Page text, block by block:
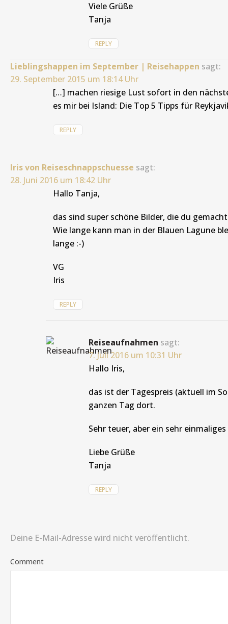
Viele Grüße
Tanja
REPLY
Lieblingshappen im September | Reisehappen sagt:
29. September 2015 um 18:14 Uhr
[…] machen riesige Lust sofort in den
es mir bei Island: Die Top 5 Tipps für
REPLY
Iris von Reiseschnappschuesse sagt:
28. Juni 2016 um 18:42 Uhr
Hallo Tanja,
das sind super schöne Bilder, die du
Wie lange kann man in der Blauen Lagune
lange :-)
VG
Iris
REPLY
Reiseaufnahmen sagt:
7. Juli 2016 um 10:31 Uhr
Hallo Iris,
das ist der Tagespreis (aktuell im
ganzen Tag dort.
Sehr teuer, aber ein sehr einmaliges
Liebe Grüße
Tanja
REPLY
Deine E-Mail-Adresse wird nicht veröffentlicht.
Comment